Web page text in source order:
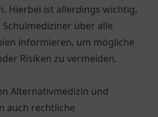
Hierbei ist allerdings wichtig,
über alle
informieren, um mögliche
Risiken zu vermeiden.
Alternativmedizin und
auch rechtliche